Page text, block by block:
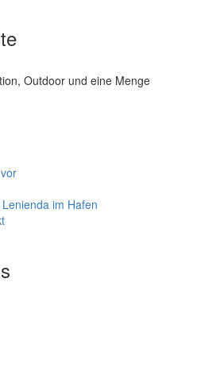
Outdoor und eine Menge
im Hafen